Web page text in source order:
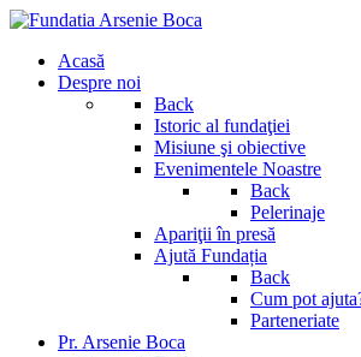
Acasă
Despre noi
Back
Istoric al fundaţiei
Misiune şi obiective
Evenimentele Noastre
Back
Pelerinaje
Apariţii în presă
Ajută Fundația
Back
Cum pot
Parteneriate
Pr. Arsenie Boca